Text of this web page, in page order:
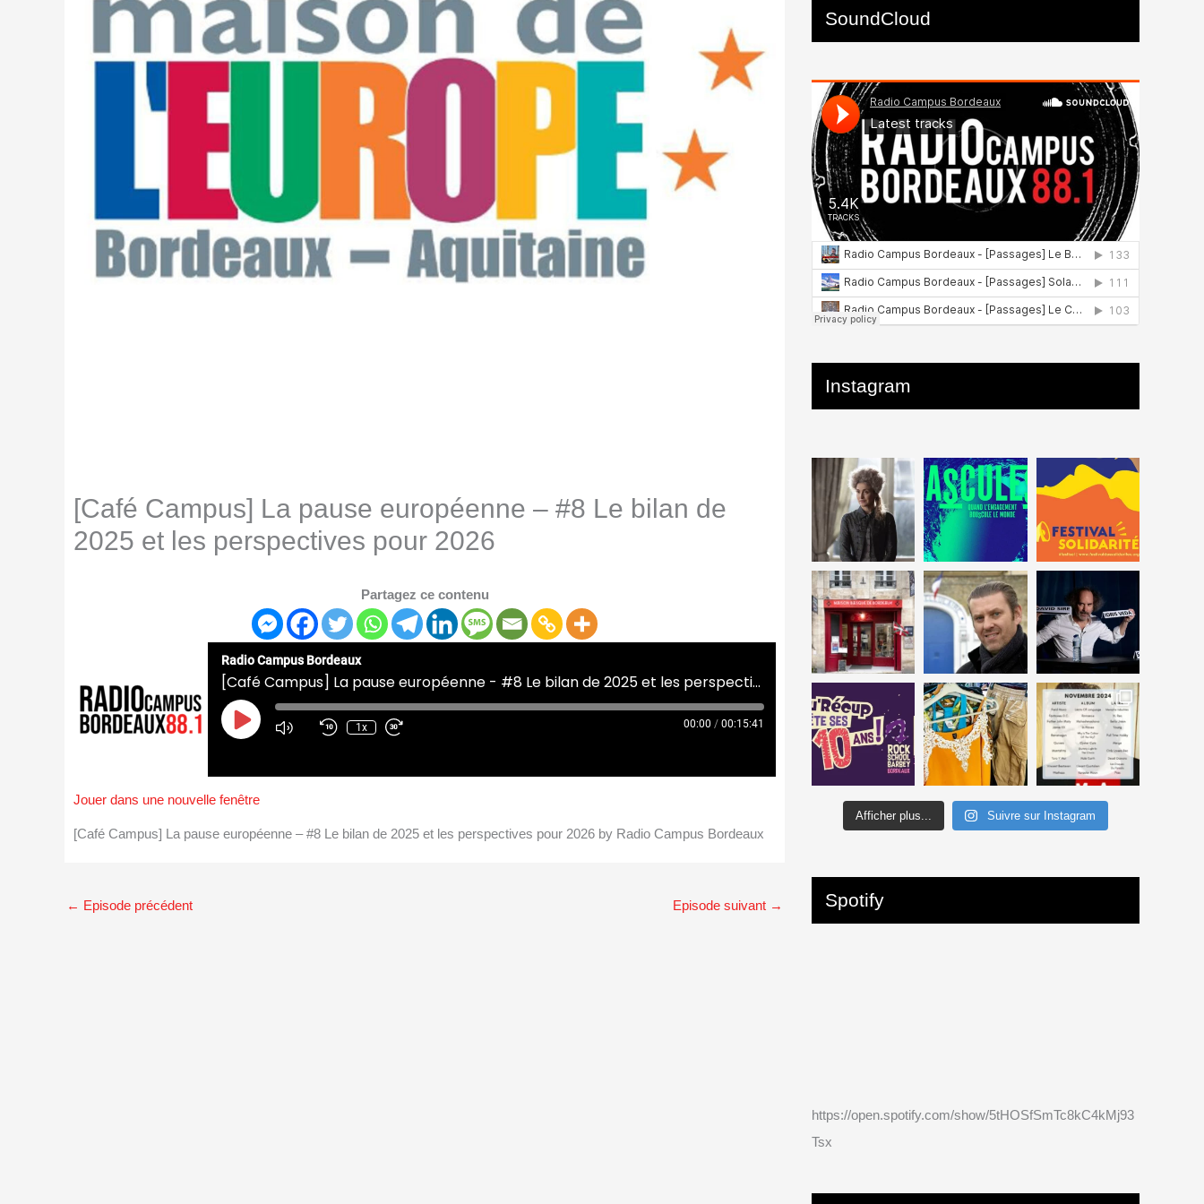
[Café Campus] La pause européenne – #8 Le bilan de
2025 et les perspectives pour 2026
Partagez ce contenu
Radio Campus Bordeaux
[Café Campus] La pause européenne - #8 Le bilan de 2025 et les perspectives pour 2026
Play
Episode
1x 00:00 / 00:15:41
Jouer dans une nouvelle fenêtre
[Café Campus] La pause européenne – #8 Le bilan de 2025 et les perspectives pour 2026 by Radio Campus Bordeaux
← Episode précédent Episode suivant →
SoundCloud
Instagram
Afficher plus... Suivre sur Instagram
Spotify
https://open.spotify.com/show/5tHOSfSmTc8kC4kMj93
Tsx